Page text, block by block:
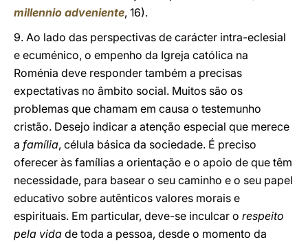
millennio adveniente, 16).
9. Ao lado das perspectivas de carácter intra-eclesial
e ecuménico, o empenho da Igreja católica na
Roménia deve responder também a precisas
expectativas no âmbito social. Muitos são os
problemas que chamam em causa o testemunho
cristão. Desejo indicar a atenção especial que merece
a família, célula básica da sociedade. É preciso
oferecer às famílias a orientação e o apoio de que têm
necessidade, para basear o seu caminho e o seu papel
educativo sobre autênticos valores morais e
espirituais. Em particular, deve-se inculcar o respeito
pela vida de toda a pessoa, desde o momento da